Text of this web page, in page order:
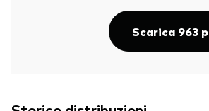
Scarica 963